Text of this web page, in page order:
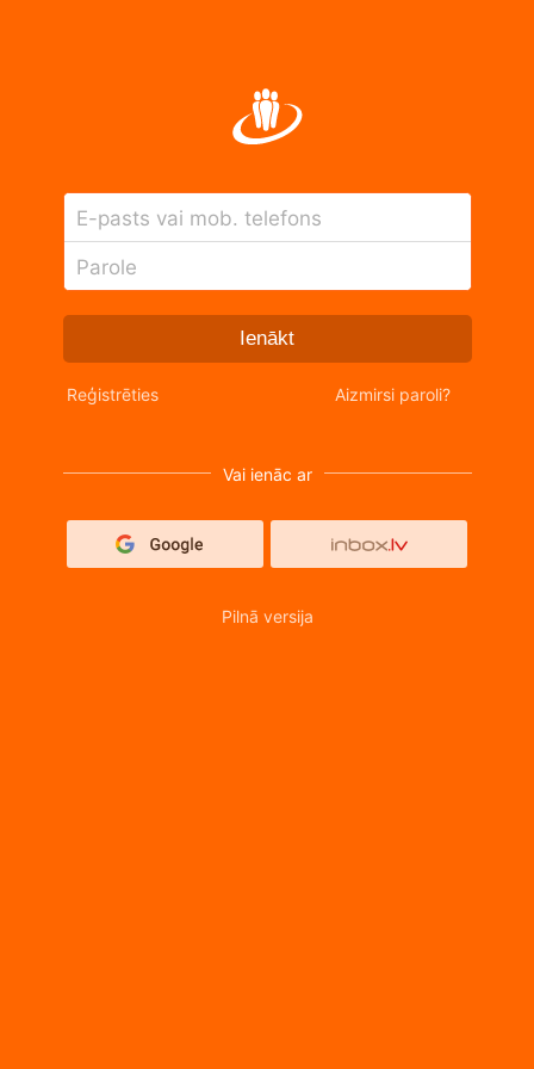
E-pasts vai mob. telefons
Parole
Ienākt
Reģistrēties Aizmirsi paroli?
Vai ienāc ar
Pilnā versija